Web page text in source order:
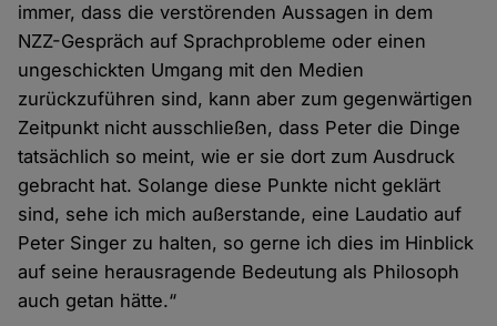
immer, dass die verstörenden Aussagen in dem
NZZ-Gespräch auf Sprachprobleme oder einen
ungeschickten Umgang mit den Medien
zurückzuführen sind, kann aber zum gegenwärtigen
Zeitpunkt nicht ausschließen, dass Peter die Dinge
tatsächlich so meint, wie er sie dort zum Ausdruck
gebracht hat. Solange diese Punkte nicht geklärt
sind, sehe ich mich außerstande, eine Laudatio auf
Peter Singer zu halten, so gerne ich dies im Hinblick
auf seine herausragende Bedeutung als Philosoph
auch getan hätte.“